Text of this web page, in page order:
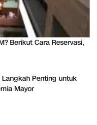
Berikut Cara Reservasi,
Penting untuk
Mayor